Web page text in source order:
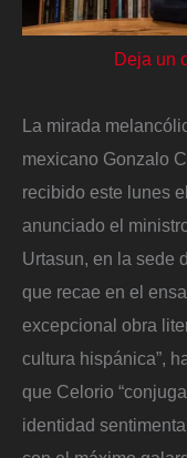
Deja un
La mirada
mexicano Gonzalo
recibido este lunes
anunciado el
Urtasun, en la sede
que recae en el
excepcional obra
cultura hispánica”,
que Celorio
identidad